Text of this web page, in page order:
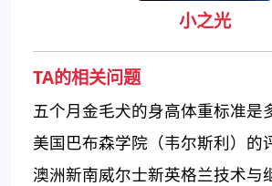
小之光
TA的相关问题
五个月金毛犬的身高体重标准是
美国巴布森学院（韦尔斯利）的
澳洲新南威尔士新英格兰技术与